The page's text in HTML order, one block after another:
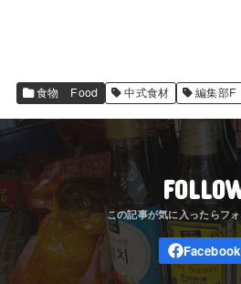
食物 Food 中式食材 編集部F